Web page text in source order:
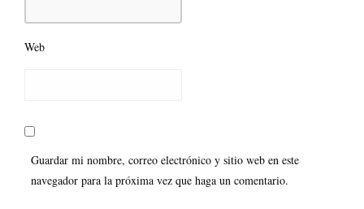
Web
Guardar mi nombre, correo electrónico y sitio web en este
navegador para la próxima vez que haga un comentario.